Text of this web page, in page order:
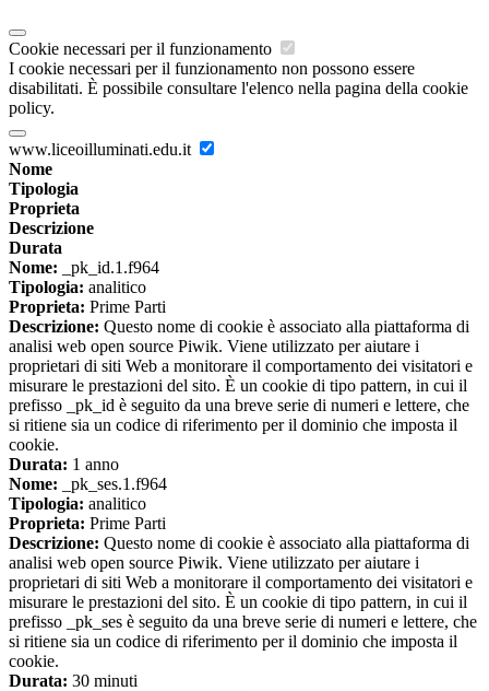
Cookie necessari per il funzionamento
I cookie necessari per il funzionamento non possono essere
disabilitati. È possibile consultare l'elenco nella pagina della cookie
policy.
www.liceoilluminati.edu.it
Nome
Tipologia
Proprieta
Descrizione
Durata
Nome: _pk_id.1.f964
Tipologia: analitico
Proprieta: Prime Parti
Descrizione: Questo nome di cookie è associato alla piattaforma di
analisi web open source Piwik. Viene utilizzato per aiutare i
proprietari di siti Web a monitorare il comportamento dei visitatori e
misurare le prestazioni del sito. È un cookie di tipo pattern, in cui il
prefisso _pk_id è seguito da una breve serie di numeri e lettere, che
si ritiene sia un codice di riferimento per il dominio che imposta il
cookie.
Durata: 1 anno
Nome: _pk_ses.1.f964
Tipologia: analitico
Proprieta: Prime Parti
Descrizione: Questo nome di cookie è associato alla piattaforma di
analisi web open source Piwik. Viene utilizzato per aiutare i
proprietari di siti Web a monitorare il comportamento dei visitatori e
misurare le prestazioni del sito. È un cookie di tipo pattern, in cui il
prefisso _pk_ses è seguito da una breve serie di numeri e lettere, che
si ritiene sia un codice di riferimento per il dominio che imposta il
cookie.
Durata: 30 minuti